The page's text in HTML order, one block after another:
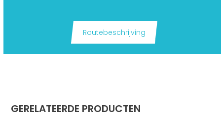
Routebeschrijving
GERELATEERDE PRODUCTEN